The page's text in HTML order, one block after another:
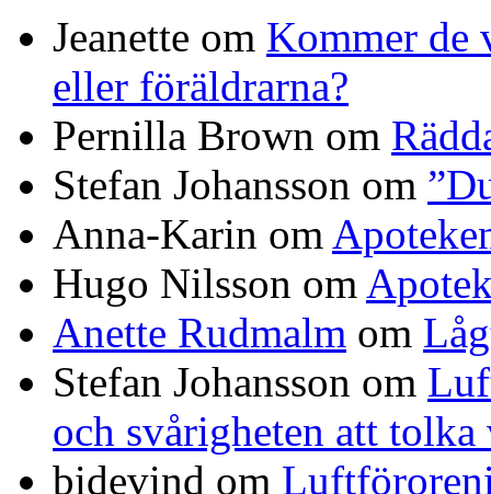
Jeanette om Kommer de
eller föräldrarna?
Pernilla Brown om
Stefan Johansson om
Anna-Karin om
Hugo Nilsson om
Anette Rudmalm om
Stefan Johansson om
och svårigheten att tolka
bidevind om